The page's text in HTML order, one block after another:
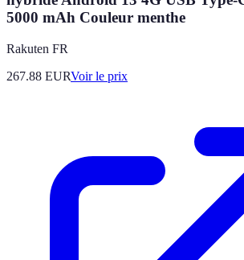
5000 mAh Couleur menthe
Rakuten FR
267.88 EURVoir le prix